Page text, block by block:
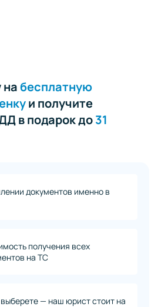
набесплатную
и получите
в подарок до31
документов именно в
получения всех
на ТС
— наш юрист стоит на